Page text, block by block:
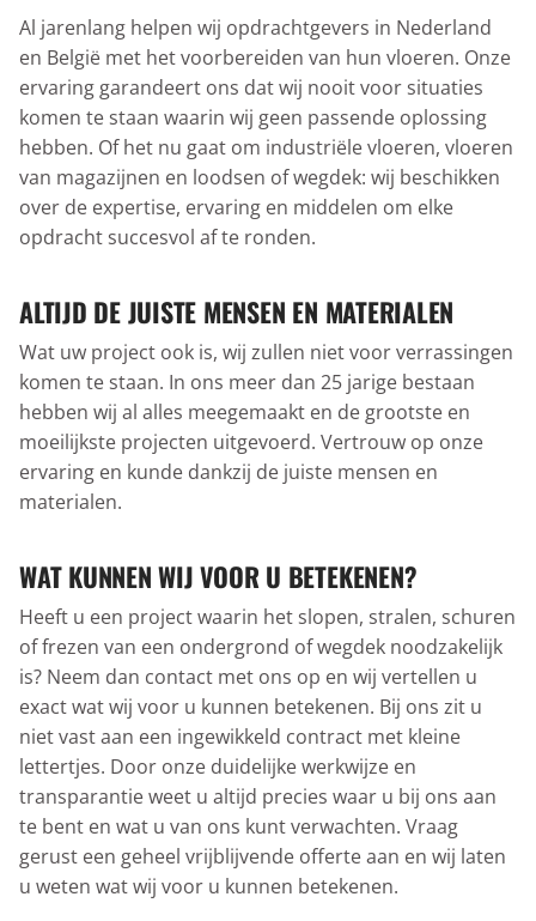
Al jarenlang helpen wij opdrachtgevers in Nederland
en België met het voorbereiden van hun vloeren. Onze
ervaring garandeert ons dat wij nooit voor situaties
komen te staan waarin wij geen passende oplossing
hebben. Of het nu gaat om industriële vloeren, vloeren
van magazijnen en loodsen of wegdek: wij beschikken
over de expertise, ervaring en middelen om elke
opdracht succesvol af te ronden.
ALTIJD DE JUISTE MENSEN EN MATERIALEN
Wat uw project ook is, wij zullen niet voor verrassingen
komen te staan. In ons meer dan 25 jarige bestaan
hebben wij al alles meegemaakt en de grootste en
moeilijkste projecten uitgevoerd. Vertrouw op onze
ervaring en kunde dankzij de juiste mensen en
materialen.
WAT KUNNEN WIJ VOOR U BETEKENEN?
Heeft u een project waarin het slopen, stralen, schuren
of frezen van een ondergrond of wegdek noodzakelijk
is? Neem dan contact met ons op en wij vertellen u
exact wat wij voor u kunnen betekenen. Bij ons zit u
niet vast aan een ingewikkeld contract met kleine
lettertjes. Door onze duidelijke werkwijze en
transparantie weet u altijd precies waar u bij ons aan
te bent en wat u van ons kunt verwachten. Vraag
gerust een geheel vrijblijvende offerte aan en wij laten
u weten wat wij voor u kunnen betekenen.